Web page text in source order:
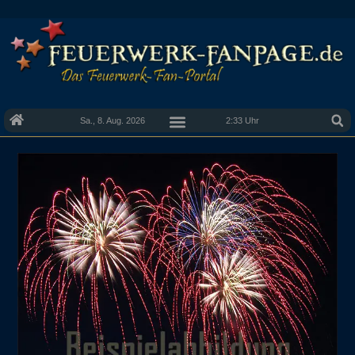
Sa., 8. Aug. 2026 2:33 Uhr